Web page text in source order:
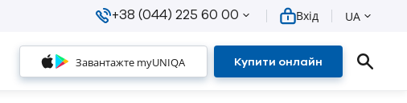
+38 (044) 225 60 00 Вхід UA
Завантажте myUNIQA Купити онлайн